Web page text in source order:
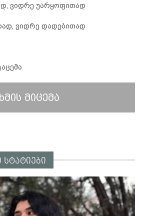
ვიდრე უარყოფითად
ვიდრე დადებითად
ხმის მიცემა